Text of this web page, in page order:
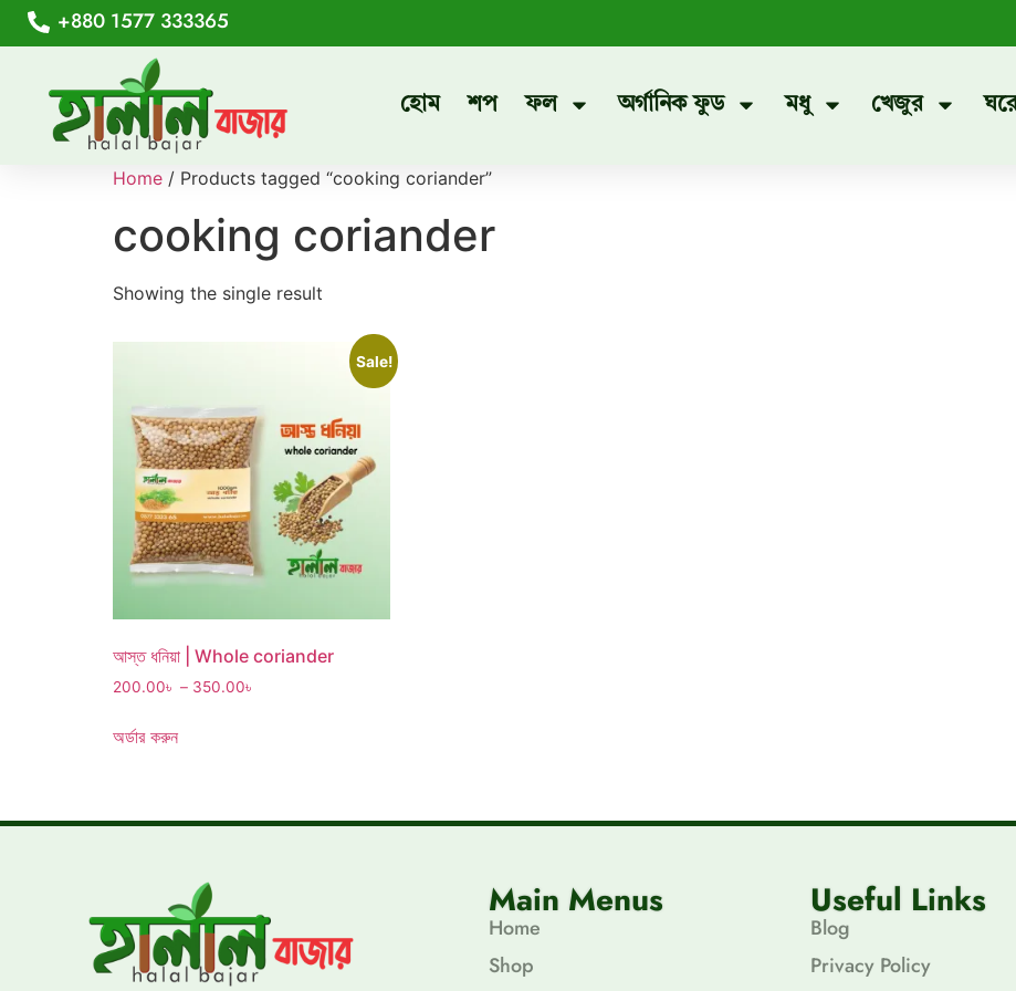
+880 1577 333365
হোম শপ ফল অর্গানিক ফুড মধু খেজুর
Home / Products tagged “cooking coriander”
cooking coriander
Showing the single result
Sale!
আস্ত ধনিয়া | Whole coriander
200.00৳ – 350.00৳
অর্ডার করুন
Main Menus
Home
Shop
Useful Links
Blog
Privacy Policy